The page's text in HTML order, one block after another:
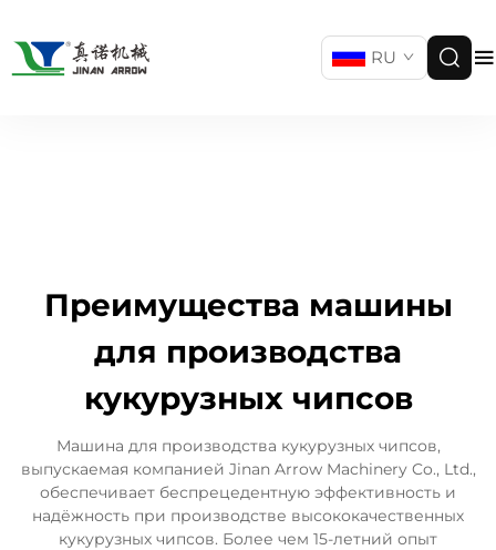
RU
Преимущества машины
для производства
кукурузных чипсов
Машина для производства кукурузных чипсов,
выпускаемая компанией Jinan Arrow Machinery Co., Ltd.,
обеспечивает беспрецедентную эффективность и
надёжность при производстве высококачественных
кукурузных чипсов. Более чем 15-летний опыт